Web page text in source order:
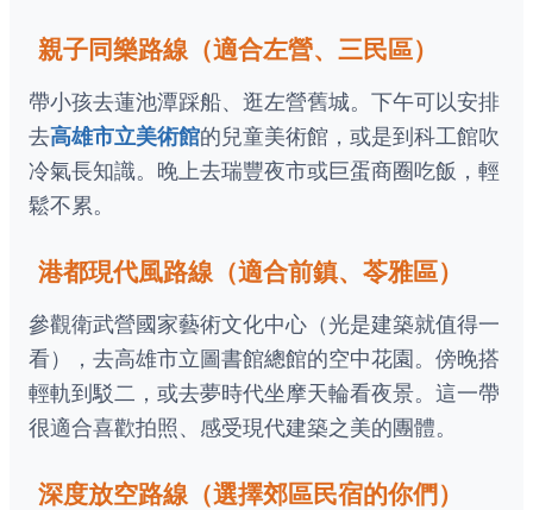
親子同樂路線（適合左營、三民區）
帶小孩去蓮池潭踩船、逛左營舊城。下午可以安排
去高雄市立美術館的兒童美術館，或是到科工館吹
冷氣長知識。晚上去瑞豐夜市或巨蛋商圈吃飯，輕
鬆不累。
港都現代風路線（適合前鎮、苓雅區）
參觀衛武營國家藝術文化中心（光是建築就值得一
看），去高雄市立圖書館總館的空中花園。傍晚搭
輕軌到駁二，或去夢時代坐摩天輪看夜景。這一帶
很適合喜歡拍照、感受現代建築之美的團體。
深度放空路線（選擇郊區民宿的你們）